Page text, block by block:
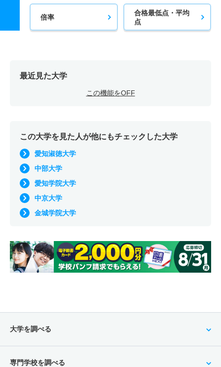
倍率
合格最低点・平均
点
最近見た大学
この機能をOFF
この大学を見た人が他にもチェックした大学
愛知淑徳大学
中部大学
愛知学院大学
中京大学
金城学院大学
大学を調べる
専門学校を調べる